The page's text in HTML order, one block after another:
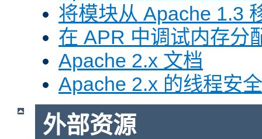
将模块从 Apache 1.3
在 APR 中调试内存分
Apache 2.x 文档
Apache 2.x 的线程安
外部资源